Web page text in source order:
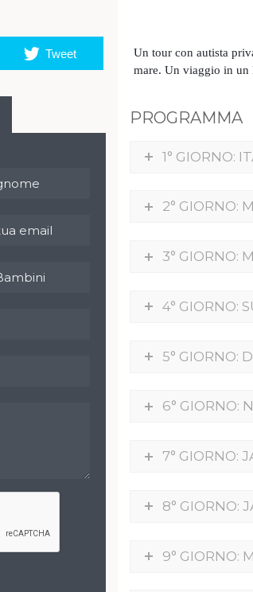
Tweet
Un tour con autista
mare. Un viaggio in un
PROGRAMMA
1° GIORNO:
2° GIORNO:
3° GIORNO:
4° GIORNO:
5° GIORNO:
6° GIORNO:
7° GIORNO:
8° GIORNO:
9° GIORNO: